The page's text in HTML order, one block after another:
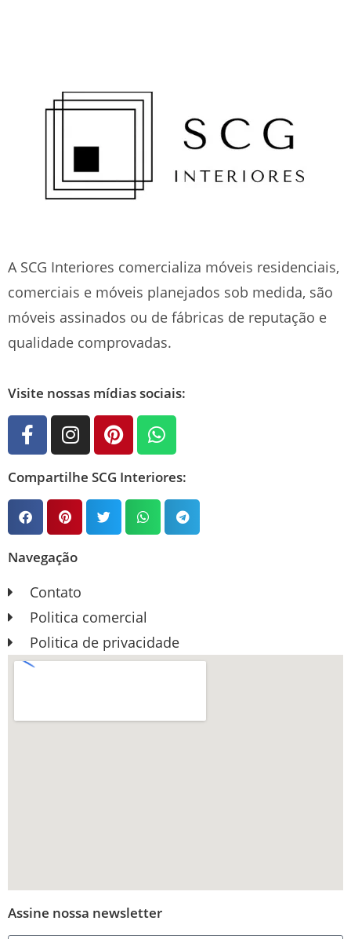
A SCG Interiores comercializa móveis residenciais,
comerciais e móveis planejados sob medida, são
móveis assinados ou de fábricas de reputação e
qualidade comprovadas.
Visite nossas mídias sociais:
Compartilhe SCG Interiores:
Navegação
Contato
Politica comercial
Politica de privacidade
Assine nossa newsletter